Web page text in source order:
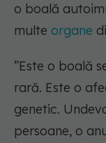
o boală
multe organe
”Este o boală
rară. Este o
genetic.
persoane, o